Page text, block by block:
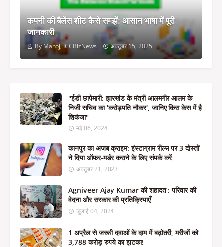
कंपनी की बैलेंस शीट कैसे समझें: आसान भाषा में पूरी
जानकारी
By Manoj, ICCBizNews अक्टूबर 15, 2025
"ईडी छापेमारी: झारखंड के मंत्री आलमगीर आलम के
निजी सचिव का 'करोड़पति नौकर', जानिए किस केस में है
शिकंजा"
मई 06, 2024
कानपुर का अजब क्राइम: इंस्टाग्राम रील्स पर 3 दोस्तों
ने दिया ऑफर-मर्डर कराने के लिए संपर्क करें
अक्टूबर 21, 2023
Agniveer Ajay Kumar की शहादत : परिवार की
वेदना और सरकार की प्रतिक्रियाएँ
जुलाई 04, 2024
1 अप्रैल से जरूरी दवाओं के दाम में बढ़ोतरी, मरीजों को
3,788 करोड़ रुपये का झटका!